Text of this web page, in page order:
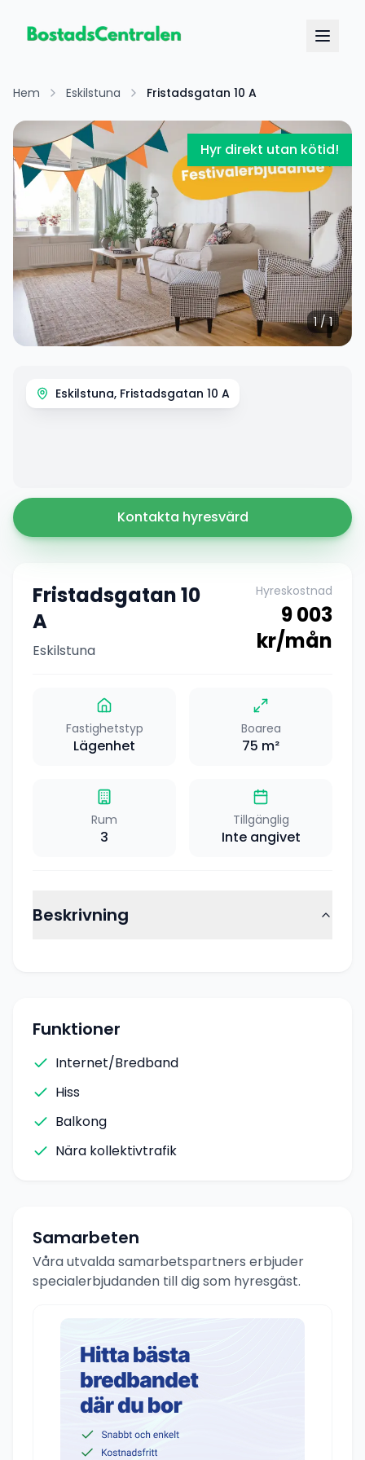
Hem Eskilstuna Fristadsgatan 10 A
Hyr direkt utan kötid!
1/1
Eskilstuna, Fristadsgatan 10 A
Kontakta hyresvärd
Fristadsgatan 10
A
Eskilstuna
Hyreskostnad
9 003
kr/mån
Fastighetstyp
Lägenhet
Boarea
75 m²
Rum
3
Tillgänglig
Inte angivet
Beskrivning
Funktioner
Internet/Bredband
Hiss
Balkong
Nära kollektivtrafik
Samarbeten
Våra utvalda samarbetspartners erbjuder
specialerbjudanden till dig som hyresgäst.